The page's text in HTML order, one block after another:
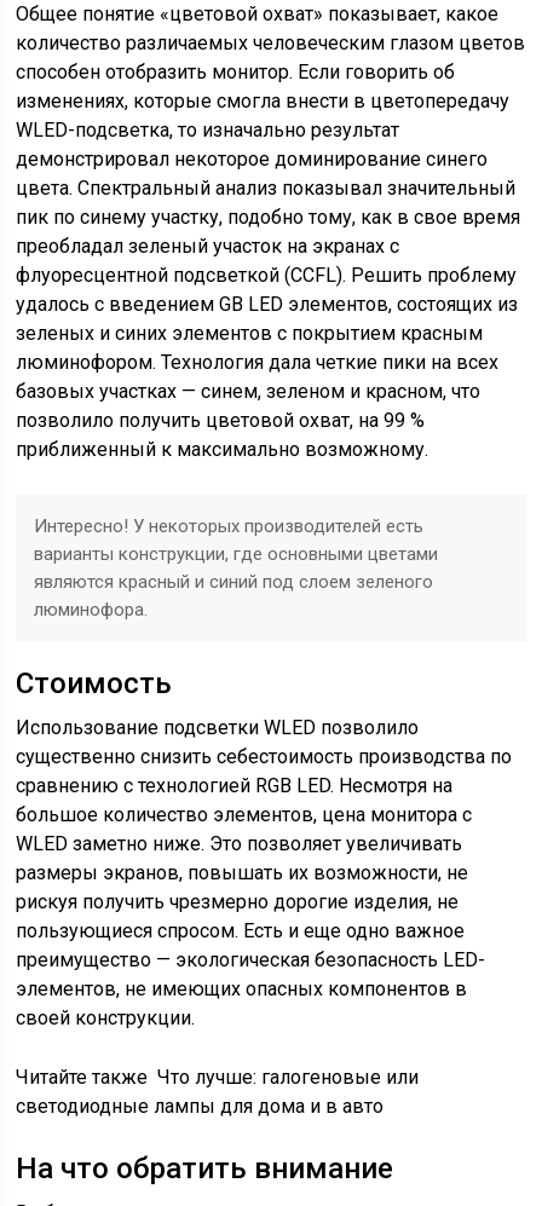
Общее понятие «цветовой охват» показывает, какое
количество различаемых человеческим глазом цветов
способен отобразить монитор. Если говорить об
изменениях, которые смогла внести в цветопередачу
WLED-подсветка, то изначально результат
демонстрировал некоторое доминирование синего
цвета. Спектральный анализ показывал значительный
пик по синему участку, подобно тому, как в свое время
преобладал зеленый участок на экранах с
флуоресцентной подсветкой (CCFL). Решить проблему
удалось с введением GB LED элементов, состоящих из
зеленых и синих элементов с покрытием красным
люминофором. Технология дала четкие пики на всех
базовых участках — синем, зеленом и красном, что
позволило получить цветовой охват, на 99 %
приближенный к максимально возможному.
Интересно! У некоторых производителей есть
варианты конструкции, где основными цветами
являются красный и синий под слоем зеленого
люминофора.
Стоимость
Использование подсветки WLED позволило
существенно снизить себестоимость производства по
сравнению с технологией RGB LED. Несмотря на
большое количество элементов, цена монитора с
WLED заметно ниже. Это позволяет увеличивать
размеры экранов, повышать их возможности, не
рискуя получить чрезмерно дорогие изделия, не
пользующиеся спросом. Есть и еще одно важное
преимущество — экологическая безопасность LED-
элементов, не имеющих опасных компонентов в
своей конструкции.
Читайте также Что лучше: галогеновые или
светодиодные лампы для дома и в авто
На что обратить внимание